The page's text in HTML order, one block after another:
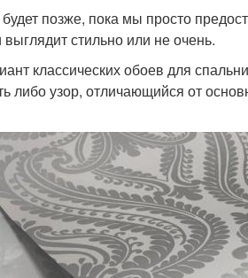
позже, пока мы просто
стильно или не очень.
классических обоев для
либо узор, отличающийся от